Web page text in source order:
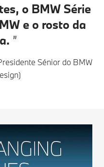
o BMW Série
e o rosto da
Sénior do BMW